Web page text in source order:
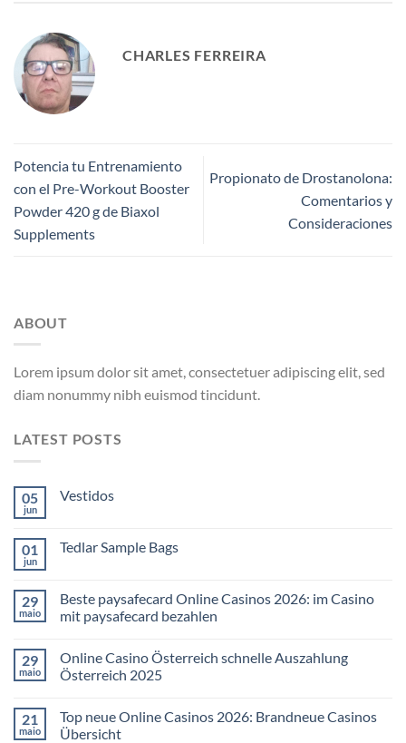
CHARLES FERREIRA
Potencia tu Entrenamiento
con el Pre-Workout Booster
Powder 420 g de Biaxol
Supplements
Propionato de Drostanolona:
Comentarios y
Consideraciones
ABOUT
Lorem ipsum dolor sit amet, consectetuer adipiscing elit, sed
diam nonummy nibh euismod tincidunt.
LATEST POSTS
05
jun
Vestidos
01
jun
Tedlar Sample Bags
29
maio
Beste paysafecard Online Casinos 2026: im Casino
mit paysafecard bezahlen
29
maio
Online Casino Österreich schnelle Auszahlung
Österreich 2025
21
maio
Top neue Online Casinos 2026: Brandneue Casinos
Übersicht